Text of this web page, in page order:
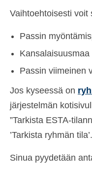
Vaihtoehtoisesti voit
Passin
Kansalaisuusmaa
Passin viimeinen
Jos kyseessä on
järjestelmän
”Tarkista ESTA-
’Tarkista ryhmän tila’.
Sinua pyydetään